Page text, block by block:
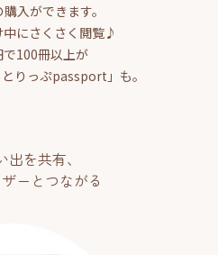
入ができます。
にさくさく閲覧♪
100冊以上が
りっぷpassport」も。
を共有、
ーとつながる